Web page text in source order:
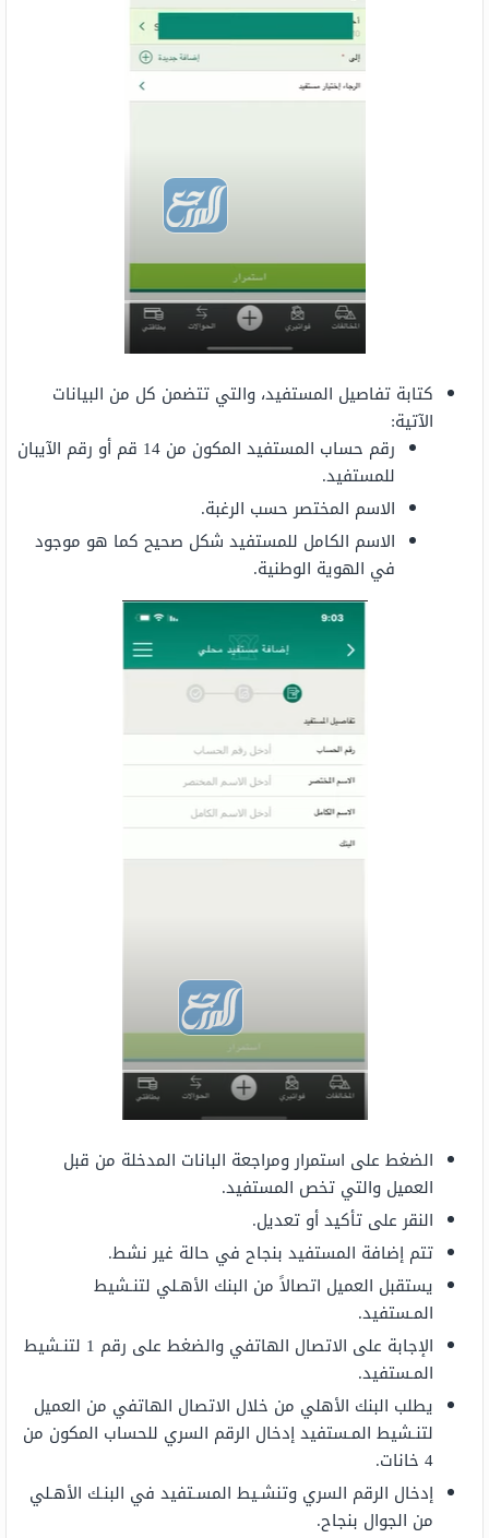
كتابة تفاصيل المستفيد، والتي تتضمن كل من البيانات
الآتية:
رقم حساب المستفيد المكون من 14 قم أو رقم الآيبان
للمستفيد.
الاسم المختصر حسب الرغبة.
الاسم الكامل للمستفيد شكل صحيح كما هو موجود
في الهوية الوطنية.
الضغط على استمرار ومراجعة البانات المدخلة من قبل
العميل والتي تخص المستفيد.
النقر على تأكيد أو تعديل.
تتم إضافة المستفيد بنجاح في حالة غير نشط.
يستقبل العميل اتصالاً من البنك الأهـلي لتنـشيط
المـستفيد.
الإجابة على الاتصال الهاتفي والضغط على رقم 1 لتنـشيط
المـستفيد.
يطلب البنك الأهلي من خلال الاتصال الهاتفي من العميل
لتنـشيط المـستفيد إدخال الرقم السري للحساب المكون من
4 خانات.
إدخال الرقم السري وتنشـيط المسـتفيد في البنـك الأهـلي
من الجوال بنجاح.